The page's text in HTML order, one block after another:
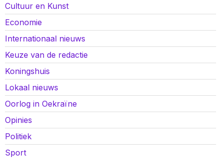
Cultuur en Kunst
Economie
Internationaal nieuws
Keuze van de redactie
Koningshuis
Lokaal nieuws
Oorlog in Oekraïne
Opinies
Politiek
Sport